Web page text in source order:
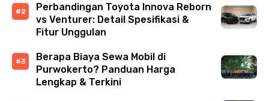
Perbandingan Toyota Innova Reborn
vs Venturer: Detail Spesifikasi &
Fitur Unggulan
Berapa Biaya Sewa Mobil di
Purwokerto? Panduan Harga
Lengkap & Terkini